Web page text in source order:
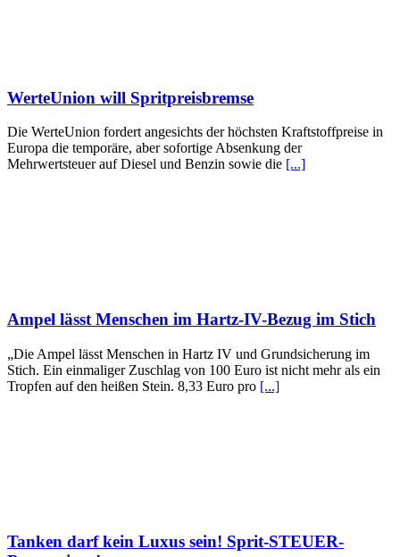
WerteUnion will Spritpreisbremse
Die WerteUnion fordert angesichts der höchsten Kraftstoffpreise in
Europa die temporäre, aber sofortige Absenkung der
Mehrwertsteuer auf Diesel und Benzin sowie die [...]
Ampel lässt Menschen im Hartz-IV-Bezug im Stich
„Die Ampel lässt Menschen in Hartz IV und Grundsicherung im
Stich. Ein einmaliger Zuschlag von 100 Euro ist nicht mehr als ein
Tropfen auf den heißen Stein. 8,33 Euro pro [...]
Tanken darf kein Luxus sein! Sprit-STEUER-